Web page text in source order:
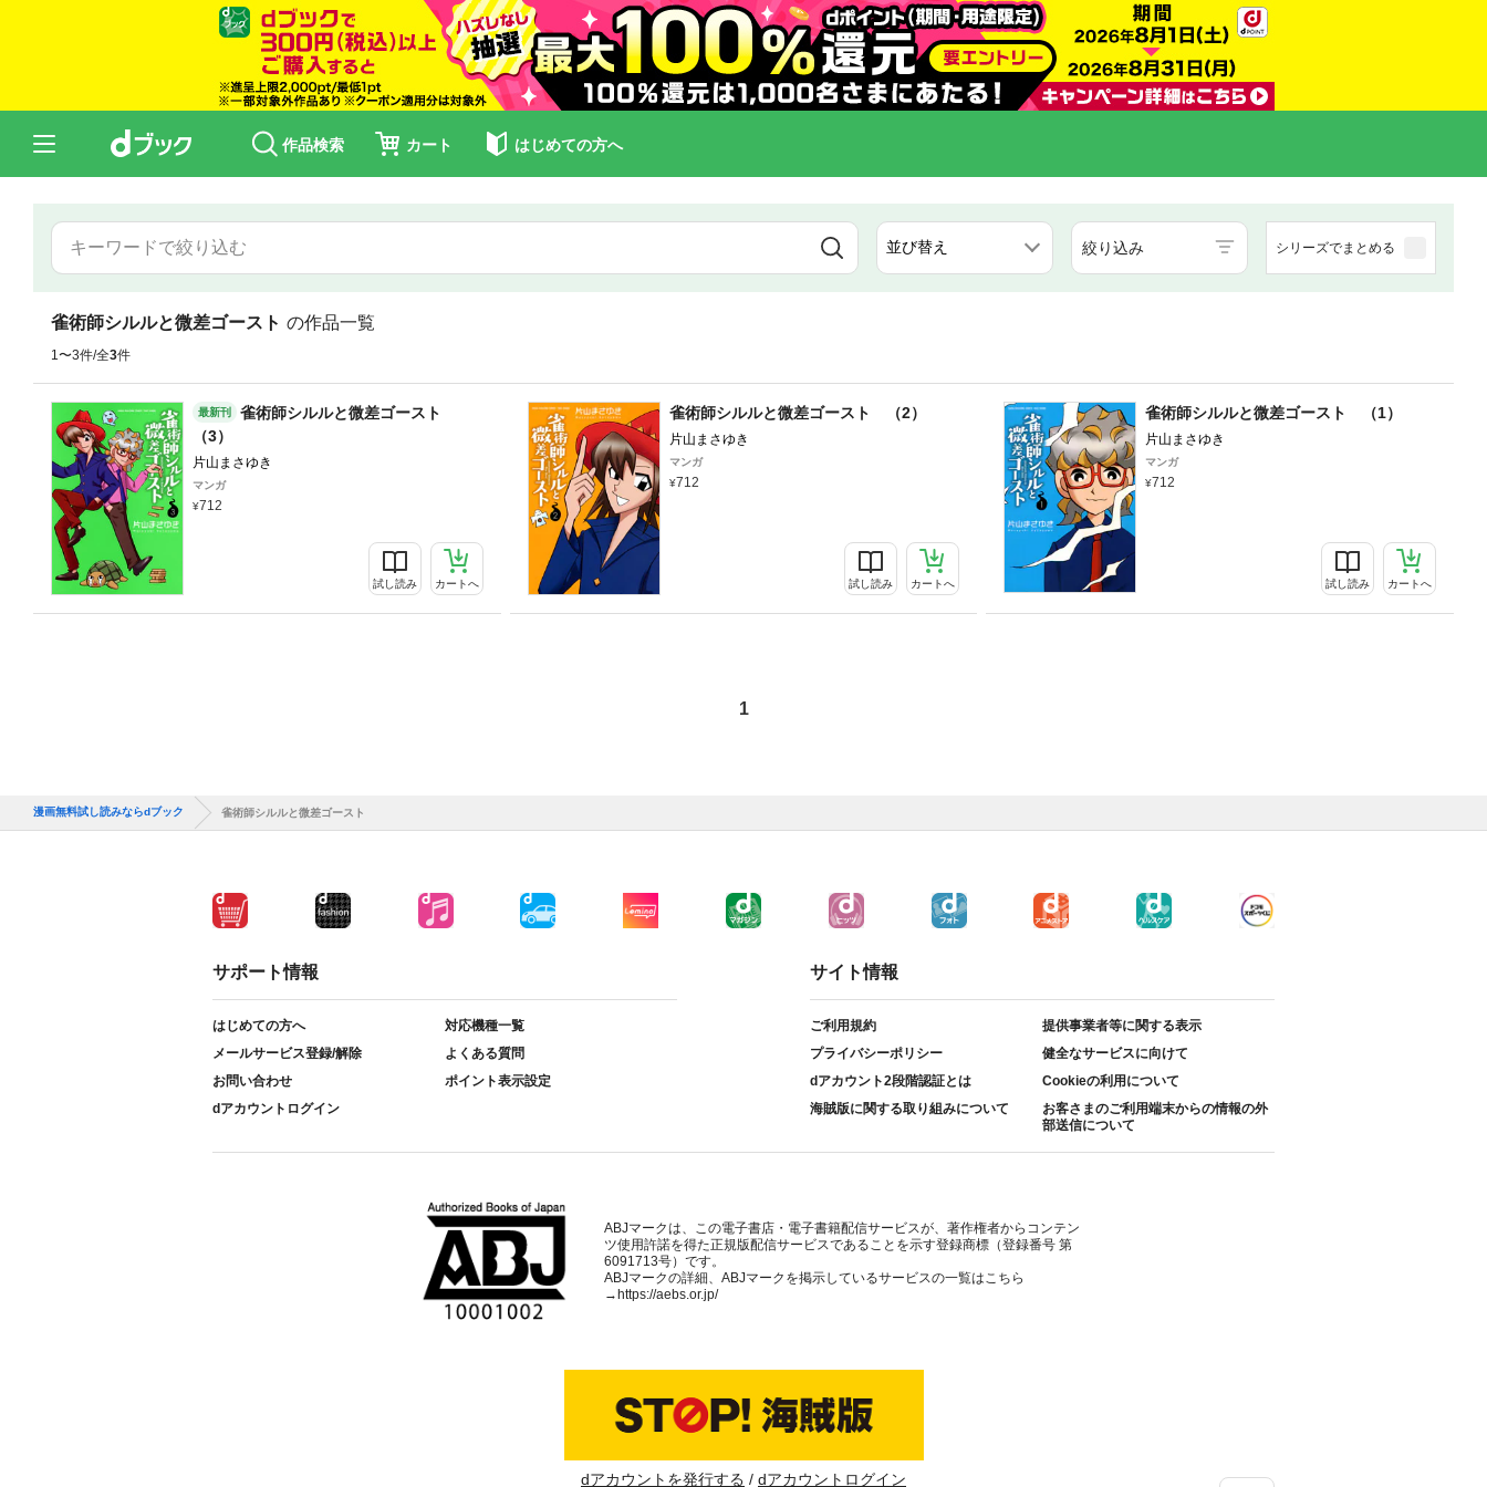
作品検索 カート はじめての方へ
絞り込み シリーズでまとめる
雀術師シルルと微差ゴースト の作品一覧
1〜3件/全3件
最新刊
雀術師シルルと微差ゴースト
（3）
片山まさゆき
マンガ
712
試し読み カートへ
雀術師シルルと微差ゴースト （2）
片山まさゆき
マンガ
712
試し読み カートへ
雀術師シルルと微差ゴースト （1）
片山まさゆき
マンガ
712
試し読み カートへ
1
漫画無料試し読みならdブック 雀術師シルルと微差ゴースト
サポート情報
はじめての方へ
対応機種一覧
メールサービス登録/解除
よくある質問
お問い合わせ
ポイント表示設定
dアカウントログイン
サイト情報
ご利用規約
提供事業者等に関する表示
プライバシーポリシー
健全なサービスに向けて
dアカウント2段階認証とは
Cookieの利用について
海賊版に関する取り組みについて
お客さまのご利用端末からの情報の外
部送信について
ABJマークは、この電子書店・電子書籍配信サービスが、著作権者からコンテン
ツ使用許諾を得た正規版配信サービスであることを示す登録商標（登録番号 第
6091713号）です。
ABJマークの詳細、ABJマークを掲示しているサービスの一覧はこちら
→https://aebs.or.jp/
dアカウントを発行する dアカウントログイン